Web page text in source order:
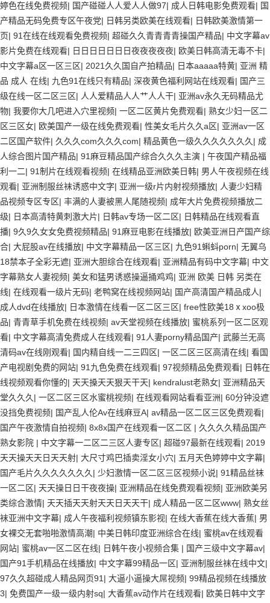
婷色在线免费视频| 国产碰碰人人爱人人做97| 成人日韩电影免费观看| 国
产精品无码免费专区午夜党| 日韩另类欧美在线观看| 日韩欧美激情第一
页| 91在线在线观看免费视频| 超碰久久青青青青操国产精品| 中文字幕av
影片免费在线观看| 日日日日日日日夜夜夜夜夜| 欧美日韩高清无毒不卡|
中文字幕a区一区三区| 2021久久国自产拍精品| 日本aaaaa特黄| 亚洲 精
品 成人 在线| 九色91在线只有精品| 深夜黄色福利网站在线观看| 国产三
级在线一区二区三区| 人人爱精品人人艹人人干| 亚洲av永久无码精品尤
物| 我要你大几吧进入穴里视频| 一区二区黄片免费观看| 熟女少妇一区二
区三区女| 欧美国产一级在线免费观看| 性美女毛片久久a区| 亚洲av一区
二区国产软件| 久久久com久久久com| 精品黄色一级久久久久久久久 | 成
人综合图片国产精品| 91麻豆精品国产综合久久久主演 | 午夜国产精品福
利一二| 91制片在线观看视频| 在线精品亚洲欧美日韩| 男人午夜视频在线
观看| 亚洲制服丝袜诱惑中文字| 亚洲一级r片内射视频播放| 人妻少妇精
品视频专区专区| 丰满的人妻被黑人尾随视频| 成年大片免费视频播放二
级| 日本高清特黄刺激大片| 日韩av专场一区二区| 日韩精品在线观看直
播| 9久9久女女免费视频精品| 91麻豆电影在线播放| 欧美亚洲日产国产综
合| 大屁股av在线播放| 中文字幕精品一区三区| 九色91蝌蚪porn| 无翼乌
18禁本子全彩无遮| 亚洲大胆综合在线观看| 亚洲精品有码中文字幕| 中文
字幕熟女人妻视频| 美女和猛男诱惑操逼捅鸡鸡| 亚洲 欧美 日韩 另类在
线| 在线观看一级片无码| 老鸭窝在线视频网站| 国产高清国产精品成人|
成人dvd在线播放| 日本激情在线看一区二区三区| free性欧美18ⅹxoo极
品| 青青草手机免费在线视频| av天堂视频在线播放| 蜜桃系列一区二区观
看| 中文字幕高清免费成人在线观看| 91人妻porny精品国产| 武藤兰无高
清码av在线刚观看| 国内精自线一二三四区| 一区二区三区高清在线| 看国
产电视剧免费的网站| 91九色免费在线观看| 97视频精品免费观看| 日韩在
线视频观看你懂的| 天天搡天天狠天干天| kendralust老熟女| 亚洲精品天
堂久久久 | 一区二区三区水蜜桃视频| 在线观看网站看看亚洲| 60分钟没遮
没挡免费视频| 国产乱人伦Av在线麻豆A| av精品一区二区三区免费观看|
国产午夜激情自拍视频| 8x8x国产在线观看一区二区 | 久久久久精品国产
熟女影院 | 中文字幕一二区二三区人妻专区| 超碰97最新在线观看| 2019
天天操天天日天天射| 大尺寸鸡巴插卖淫女小穴| 五月天色婷婷中文字幕|
国产毛片久久久久久久久 | 少妇激情一区二区三区视频小说| 91精品丝袜
一区二区| 天天操日日干夜夜操| 亚洲精品在线免费观看视频| 亚洲欧美另
类综合激情| 天天插天天射天天日天天干| 成人精品一区二区www| 熟女丝
袜亚洲中文字幕| 成人午夜福利视频镇东影视| 在线大香蕉在线大香蕉| 男
女裸交无套啪啪激情高潮| 中美日韩印度亚洲综合在线| 蜜桃av在线观看
网站| 蜜桃av一区二区在线| 日韩午夜小视频合集 | 国产三级中文字幕av|
国产91手机精品在线播放| 中文字幕99精品一区| 亚洲制服丝袜在线中文|
97久久超碰成人精品网页91 | 大逼小逼操大屌视频| 99精品视频在线播放
3| 免费国产一级一级内射sq| 大香蕉av动作片在线观看| 欧美日韩中文字